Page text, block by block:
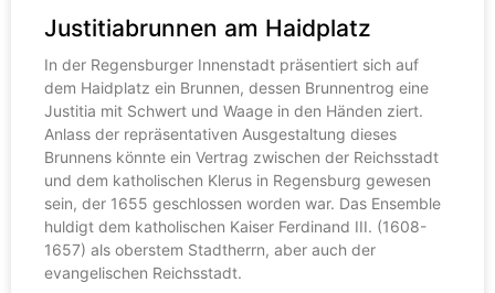
Justitiabrunnen am Haidplatz
In der Regensburger Innenstadt präsentiert sich auf
dem Haidplatz ein Brunnen, dessen Brunnentrog eine
Justitia mit Schwert und Waage in den Händen ziert.
Anlass der repräsentativen Ausgestaltung dieses
Brunnens könnte ein Vertrag zwischen der Reichsstadt
und dem katholischen Klerus in Regensburg gewesen
sein, der 1655 geschlossen worden war. Das Ensemble
huldigt dem katholischen Kaiser Ferdinand III. (1608-
1657) als oberstem Stadtherrn, aber auch der
evangelischen Reichsstadt.